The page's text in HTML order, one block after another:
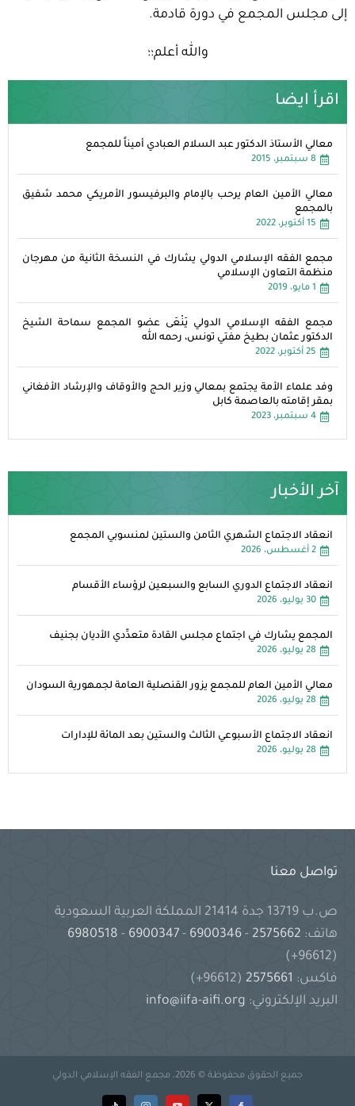
إلى مجلس المجمع في دورة قادمة.
والله أعلم؛؛
اقرأ ايضا
معالي الأستاذ الدكتور عبد السلام العبادي أميناً للمجمع
8 سبتمبر، 2015
معالي الأمين العام يرحب بالإمام والبرفيسور الأمريكي محمد شفيق
بالمجمع
15 أكتوبر، 2022
مجمع الفقه الإسلامي الدولي يشارك في النسخة الثانية من مهرجان
منظمة التعاون الإسلامي
1 مايو، 2019
مجمع الفقه الإسلامي الدولي يَنْعَى عضو المجمع سماحة الشيخ
الدكتور عثمان بطيخ مفتي تونس، رحمه الله
25 أكتوبر، 2022
وفد علماء الأمة يجتمع بمعالي وزير الحج والأوقاف والإرشاد الأفغاني
بمقر إقامته بالعاصمة كابل
4 سبتمبر، 2023
آخر الأخبار
انعقاد الاجتماع الشهري الثامن والستين لمنسوبي المجمع
2 أغسطس، 2026
انعقاد الاجتماع الدوري السابع والسبعين لرؤساء الأقسام
30 يوليو، 2026
المجمع يشارك في اجتماع مجلس القادة متعدِّدي الأديان بجنيف
28 يوليو، 2026
معالي الأمين العام للمجمع يزور القنصلية العامة لجمهورية السودان
28 يوليو، 2026
انعقاد الاجتماع الأسبوعي الثالث والستين بعد المائة للإدارات
28 يوليو، 2026
تواصل معنا
ص.ب 13719 جدة 21414 المملكة العربية السعودية
هاتف:
-
6900346
-
6900347
-
(96612+)
فاكس:
(96612+)
البريد الإلكتروني: info@iifa-aifi.org
جميع الحقوق محفوظة © 2026، مجمع الفقه الإسلامي الدولي